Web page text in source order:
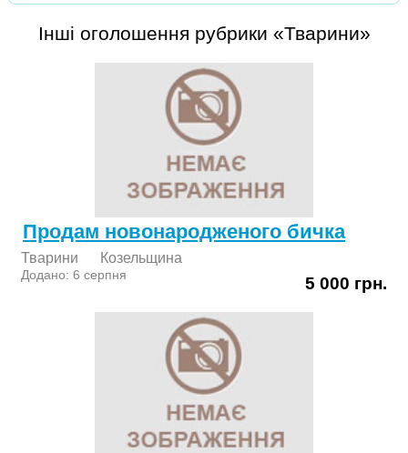
Інші оголошення рубрики «Тварини»
Продам новонародженого бичка
Тварини Козельщина
Додано: 6 серпня 5 000 грн.